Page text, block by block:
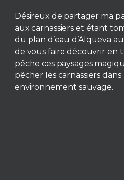
Désireux de partager ma
aux carnassiers et étant
du plan d’eau d’Alqueva
de vous faire découvrir en
pêche ces paysages
pêcher les carnassiers dans
environnement sauvage.